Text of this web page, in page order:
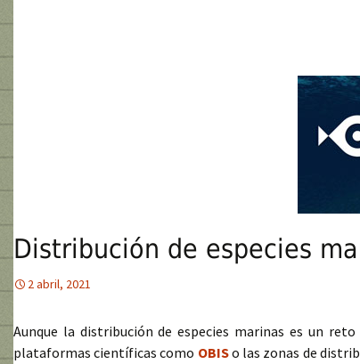
Distribución de especies
2 abril, 2021
Aunque la distribución de especies marinas es un
plataformas científicas como OBISo las zonas de